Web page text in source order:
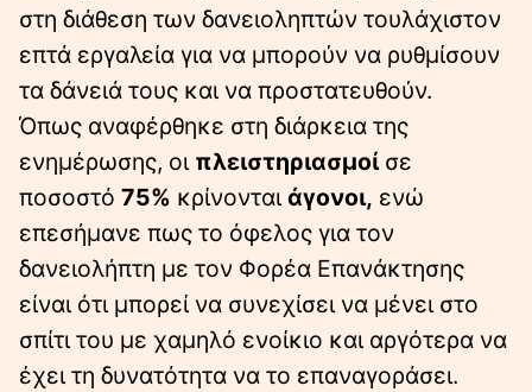
στη διάθεση των δανειοληπτών τουλάχιστον
επτά εργαλεία για να μπορούν να ρυθμίσουν
τα δάνειά τους και να προστατευθούν.
Όπως αναφέρθηκε στη διάρκεια της
ενημέρωσης, οι πλειστηριασμοίσε
ποσοστό 75% κρίνονται άγονοι, ενώ
επεσήμανε πως το όφελος για τον
δανειολήπτη με τον Φορέα Επανάκτησης
είναι ότι μπορεί να συνεχίσει να μένει στο
σπίτι του με χαμηλό ενοίκιο και αργότερα να
έχει τη δυνατότητα να το επαναγοράσει.